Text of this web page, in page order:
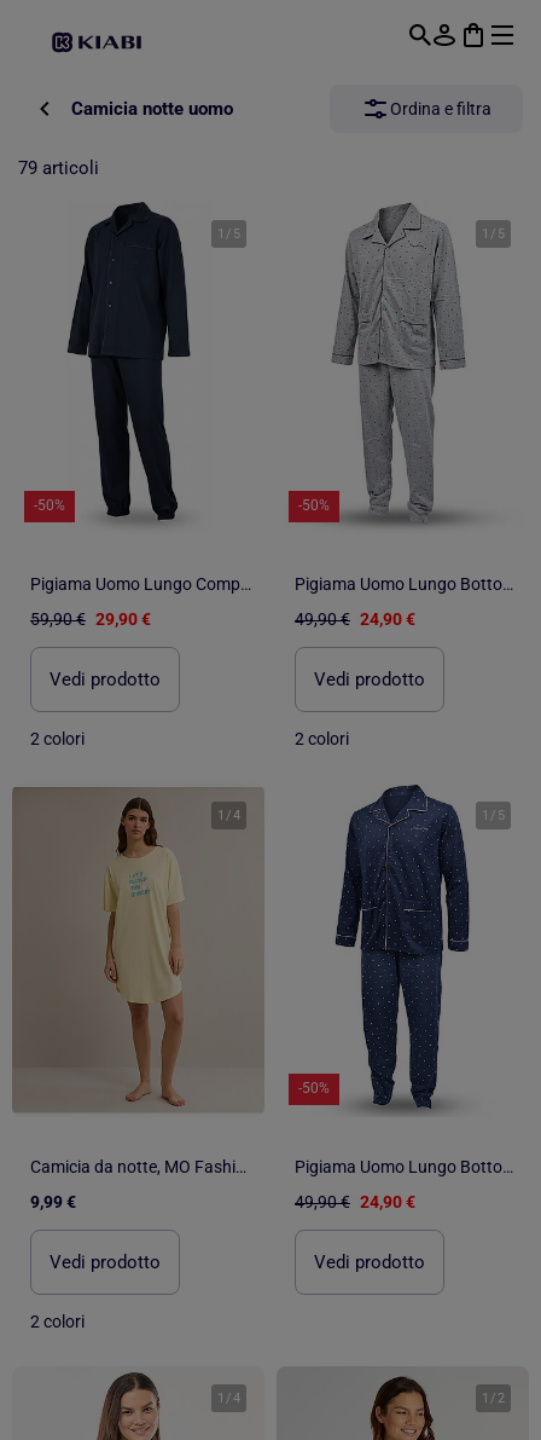
Camicia notte uomo Ordina e filtra
79 articoli
1 / 5
-50%
Pigiama Uomo Lungo Completamente Bottoni Cotone 100% OLIVER GRANT PARIS
59,90 € 29,90 €
Vedi prodotto
2 colori
1 / 5
-50%
Pigiama Uomo Lungo Bottoni Collo Camicia Ultra Morbido OZABI
49,90 € 24,90 €
Vedi prodotto
2 colori
1 /4
Camicia da notte, MO Fashion
9,99 €
Vedi prodotto
2 colori
1 / 5
-50%
Pigiama Uomo Lungo Bottoni Collo Camicia Ultra Morbido OZABI
49,90 € 24,90 €
Vedi prodotto
1 /4 1 / 2